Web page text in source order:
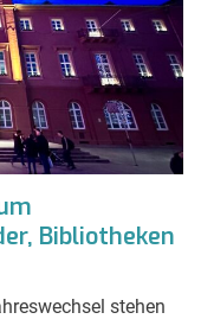
Bibliotheken
stehen